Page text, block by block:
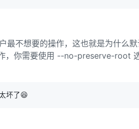
最不想要的操作，这也就是为什么
，你需要使用 --no-preserve-root